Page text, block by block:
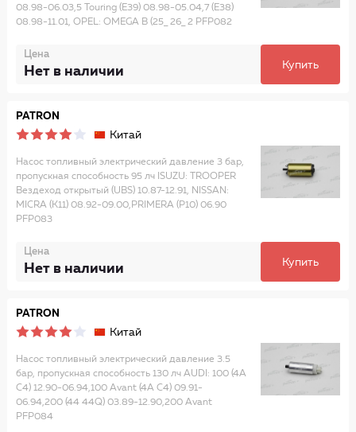
08.98-06.03,5 Touring (E39) 08.98-05.04,7 (E38)
08.98-11.01, OPEL: OMEGA B (25_ 26_ 2 PFP082
Цена
Нет в наличии Купить
PATRON
Китай
Насос топливный электрический давление 3 бар,
пропускная способность 95 лч ISUZU: TROOPER
Вездеход открытый (UBS) 10.87-12.91, NISSAN:
MICRA (K11) 08.92-09.00,PRIMERA (P10) 06.90
PFP083
Цена
Нет в наличии Купить
PATRON
Китай
Насос топливный электрический давление 3.5
бар, пропускная способность 130 лч AUDI: 100 (4A
C4) 12.90-06.94,100 Avant (4A C4) 09.91-
06.94,200 (44 44Q) 03.89-12.90,200 Avant
PFP084